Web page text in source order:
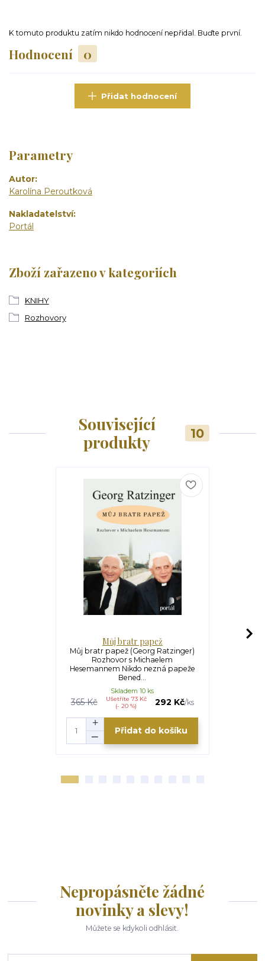
Hodnocení 0
K tomuto produktu zatím nikdo hodnocení nepřidal. Buďte první.
Přidat hodnocení
Parametry
Autor
Karolína Peroutková
Nakladatelství
Portál
Zboží zařazeno v kategoriích
KNIHY
Rozhovory
Související
produkty
10
Můj bratr papež
Můj bratr papež (Georg Ratzinger)
Rozhovor s Michaelem
Hesemannem Nikdo nezná papeže
Bened...
365 Kč
Ušetříte 73 Kč
(- 20 %)
292 Kč/ks
Skladem 10 ks
Přidat do košíku
Nepropásněte žádné
novinky a slevy!
Můžete se kdykoli odhlásit.